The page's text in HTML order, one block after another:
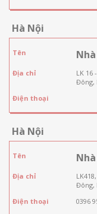
Hà Nội
Tên
Địa chỉ
LK 16
Đông,
Điện thoại
Hà Nội
Tên
Địa chỉ
Đông,
Điện thoại
0396